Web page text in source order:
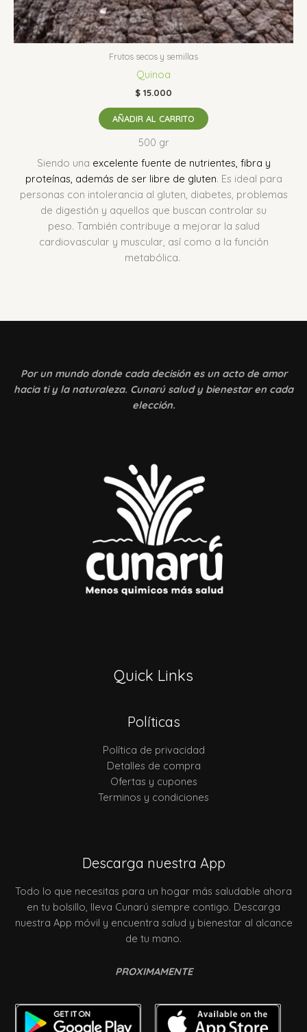
Frutos secos y semillas
Quinoa
$ 15.000
AÑADIR AL CARRITO
500 gr
Siendo una excelente fuente de nutrientes, fibra y
proteínas, además de ser libre de gluten. Es ideal para
personas con intolerancia al gluten, diabetes, problemas
de digestión y aquellos que buscan controlar su
peso. También contribuye a mejorar la salud
cardiovascular y muscular, así como a la función
metabólica.
Por un mundo donde cada decisión es un acto de amor
hacia ti y la naturaleza. Cunarú salud y bienestar en cada
elección.
Quick Links
Políticas
Política de privacidad
Detalles de compra
Ofertas y cupones
Terminos y condiciones
Descarga nuestra App
Todo lo que necesitas para un hogar más saludable ahora
en tu bolsillo, lleva Cunarú siempre contigo. Descarga
nuestra App móvil y encuentra salud y bienestar al alcance
de tu mano.
PROXIMAMENTE